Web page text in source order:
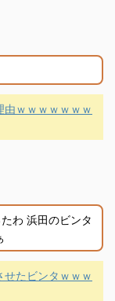
ｗｗｗｗｗｗｗ
わ 浜田のビンタ
せたビンタｗｗｗ